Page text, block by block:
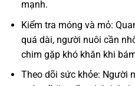
mạnh.
Kiểm tra móng và mỏ:
quá dài, người nuôi cần
chim gặp khó khăn khi
Theo dõi sức khỏe: Người